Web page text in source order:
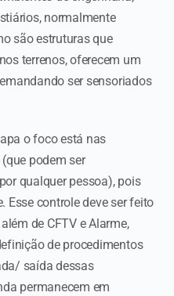
normalmente
são estruturas que
terrenos, oferecem um
ser sensoriados
o foco está nas
podem ser
qualquer pessoa), pois
controle deve ser feito
de CFTV e Alarme,
de procedimentos
saída dessas
permanecem em